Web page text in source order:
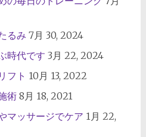
るみ 7月 30, 2024
時代です 3月 22, 2024
フト 10月 13, 2022
術 8月 18, 2021
マッサージでケア 1月 22,